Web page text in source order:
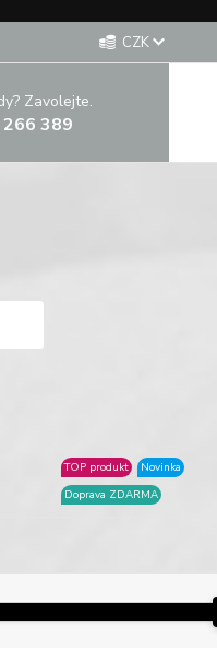
CZK
Zavolejte.
389
TOP produkt
Novinka
Doprava ZDARMA